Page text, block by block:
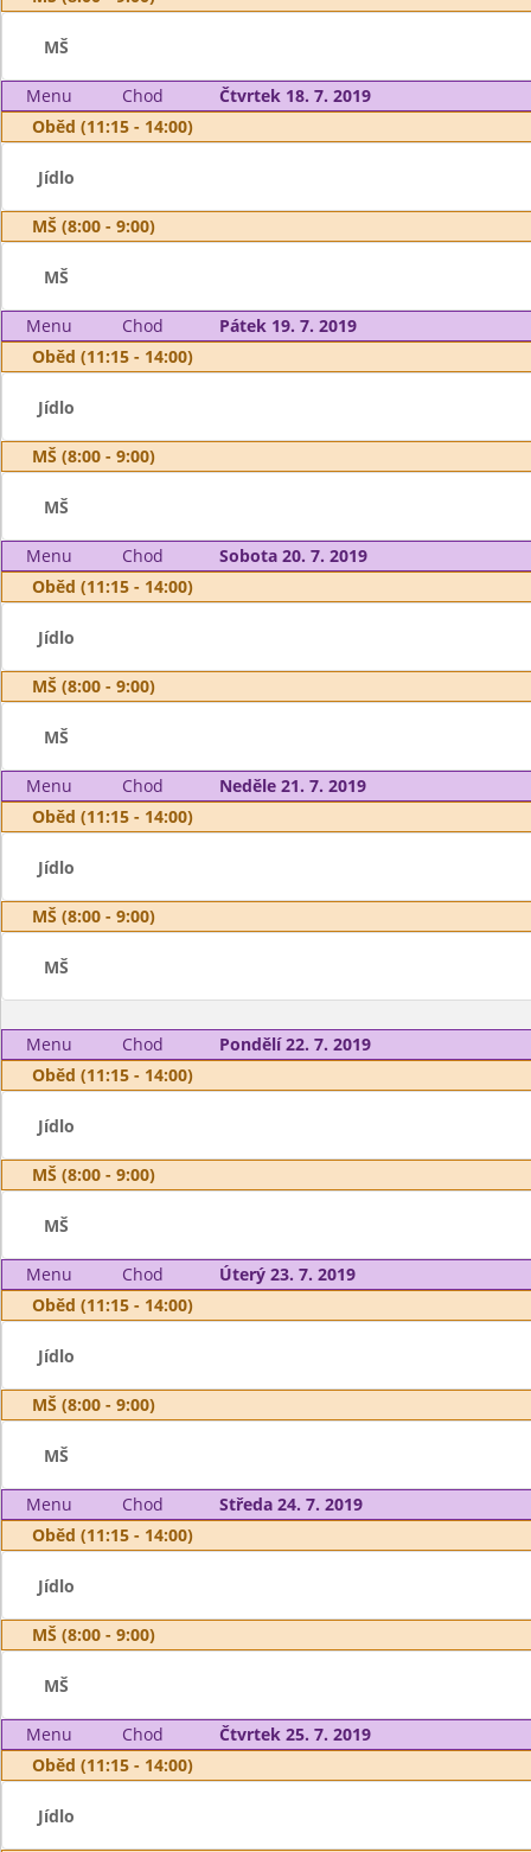
MŠ
Menu Chod
Čtvrtek 18. 7. 2019
Oběd (11:15 - 14:00)
Jídlo
MŠ (8:00 - 9:00)
MŠ
Menu Chod
Pátek 19. 7. 2019
Oběd (11:15 - 14:00)
Jídlo
MŠ (8:00 - 9:00)
MŠ
Menu Chod
Sobota 20. 7. 2019
Oběd (11:15 - 14:00)
Jídlo
MŠ (8:00 - 9:00)
MŠ
Menu Chod
Neděle 21. 7. 2019
Oběd (11:15 - 14:00)
Jídlo
MŠ (8:00 - 9:00)
MŠ
Menu Chod
Pondělí 22. 7. 2019
Oběd (11:15 - 14:00)
Jídlo
MŠ (8:00 - 9:00)
MŠ
Menu Chod
Úterý 23. 7. 2019
Oběd (11:15 - 14:00)
Jídlo
MŠ (8:00 - 9:00)
MŠ
Menu Chod
Středa 24. 7. 2019
Oběd (11:15 - 14:00)
Jídlo
MŠ (8:00 - 9:00)
MŠ
Menu Chod
Čtvrtek 25. 7. 2019
Oběd (11:15 - 14:00)
Jídlo